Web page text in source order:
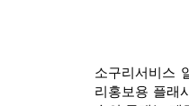
소구리서비스
리홍보용 플래